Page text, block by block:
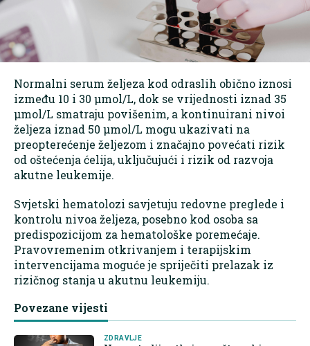
Normalni serum željeza kod odraslih obično iznosi
između 10 i 30 µmol/L, dok se vrijednosti iznad 35
µmol/L smatraju povišenim, a kontinuirani nivoi
željeza iznad 50 µmol/L mogu ukazivati na
preopterećenje željezom i značajno povećati rizik
od oštećenja ćelija, uključujući i rizik od razvoja
akutne leukemije.
Svjetski hematolozi savjetuju redovne preglede i
kontrolu nivoa željeza, posebno kod osoba sa
predispozicijom za hematološke poremećaje.
Pravovremenim otkrivanjem i terapijskim
intervencijama moguće je spriječiti prelazak iz
rizičnog stanja u akutnu leukemiju.
Povezane vijesti
ZDRAVLJE